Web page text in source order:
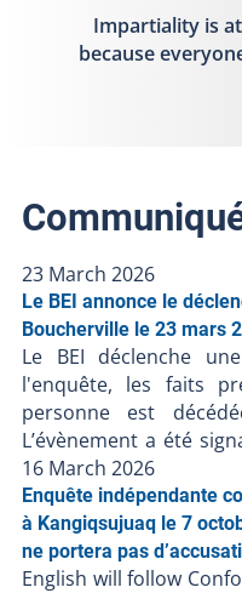
Impartiality is
because
23 March 2026
Le BEI annonce le
Boucherville le 23 mars
Le BEI déclenche
l'enquête, les faits
personne est
L’évènement a été
l’agglomération de
indépendantes a
complète sur les
policière. Le BEI
personne, autre
16 March 2026
Enquête indépendante
à Kangiqsujuaq le 7
ne portera pas
English will follow